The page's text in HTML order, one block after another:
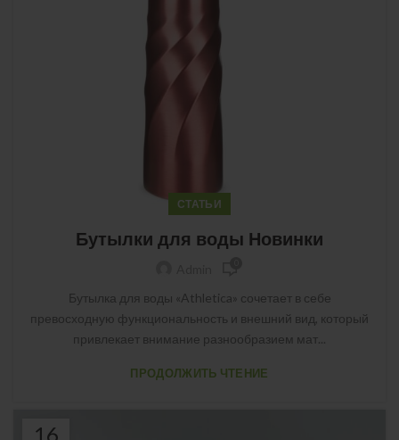
СТАТЬИ
Бутылки для воды Новинки
Бутылка для воды «Athletica» сочетает в себе
превосходную функциональность и внешний вид, который
привлекает внимание разнообразием мат...
ПРОДОЛЖИТЬ ЧТЕНИЕ
16